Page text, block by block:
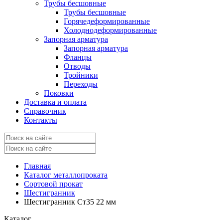
Трубы бесшовные
Трубы бесшовные
Горячедеформированные
Холоднодеформированные
Запорная арматура
Запорная арматура
Фланцы
Отводы
Тройники
Переходы
Поковки
Доставка и оплата
Справочник
Контакты
Главная
Каталог металлопроката
Сортовой прокат
Шестигранник
Шестигранник Ст35 22 мм